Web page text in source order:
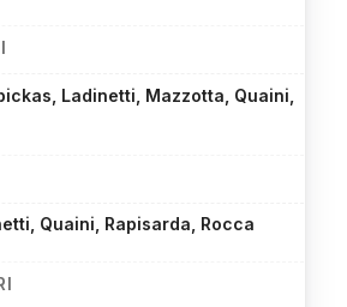
Ladinetti, Mazzotta, Quaini,
Quaini, Rapisarda, Rocca